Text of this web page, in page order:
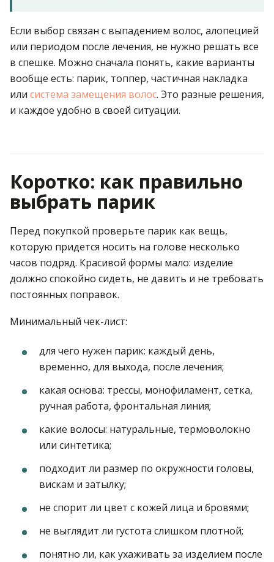
Если выбор связан с выпадением волос, алопецией
или периодом после лечения, не нужно решать все
в спешке. Можно сначала понять, какие варианты
вообще есть: парик, топпер, частичная накладка
или система замещения волос. Это разные решения,
и каждое удобно в своей ситуации.
Коротко: как правильно
выбрать парик
Перед покупкой проверьте парик как вещь,
которую придется носить на голове несколько
часов подряд. Красивой формы мало: изделие
должно спокойно сидеть, не давить и не требовать
постоянных поправок.
Минимальный чек-лист:
для чего нужен парик: каждый день,
временно, для выхода, после лечения;
какая основа: трессы, монофиламент, сетка,
ручная работа, фронтальная линия;
какие волосы: натуральные, термоволокно
или синтетика;
подходит ли размер по окружности головы,
вискам и затылку;
не спорит ли цвет с кожей лица и бровями;
не выглядит ли густота слишком плотной;
понятно ли, как ухаживать за изделием после